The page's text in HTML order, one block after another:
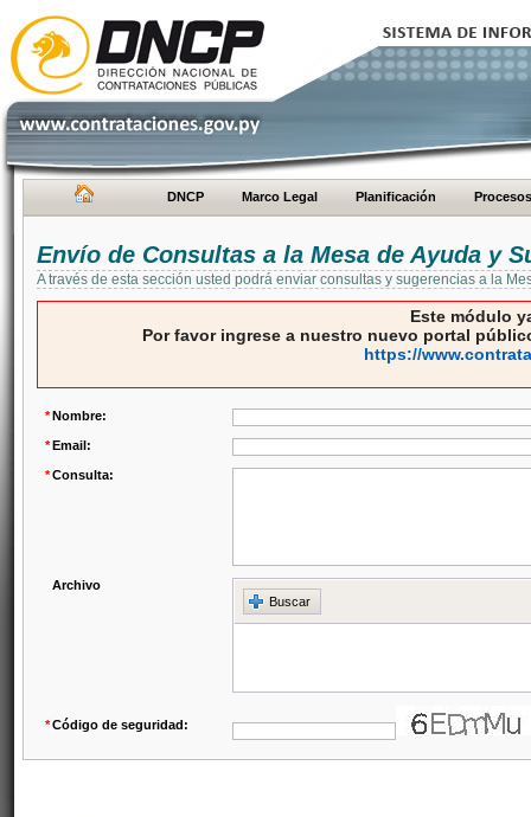
DNCP Marco Legal Planificación Procesos
Envío de Consultas a la Mesa de Ayuda y
A través de esta sección usted podrá enviar consultas y sugerencias a la
Este módulo
Por favor ingrese a nuestro nuevo portal
https://
*Nombre:
*Email:
*Consulta:
Archivo
Buscar
*Código de seguridad: